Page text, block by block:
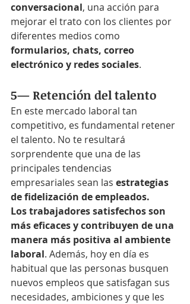
conversacional, una acción para
mejorar el trato con los clientes por
diferentes medios como
formularios, chats, correo
electrónico y redes sociales.
5— Retención del talento
En este mercado laboral tan
competitivo, es fundamental retener
el talento. No te resultará
sorprendente que una de las
principales tendencias
empresariales sean las estrategias
de fidelización de empleados.
Los trabajadores satisfechos son
más eficaces y contribuyen de una
manera más positiva al ambiente
laboral. Además, hoy en día es
habitual que las personas busquen
nuevos empleos que satisfagan sus
necesidades, ambiciones y que les